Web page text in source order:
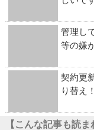
管理し
等の嫌
契約更
り替え
【こんな記事も読ま